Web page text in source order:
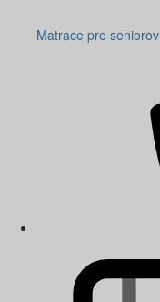
Matrace pre seniorov